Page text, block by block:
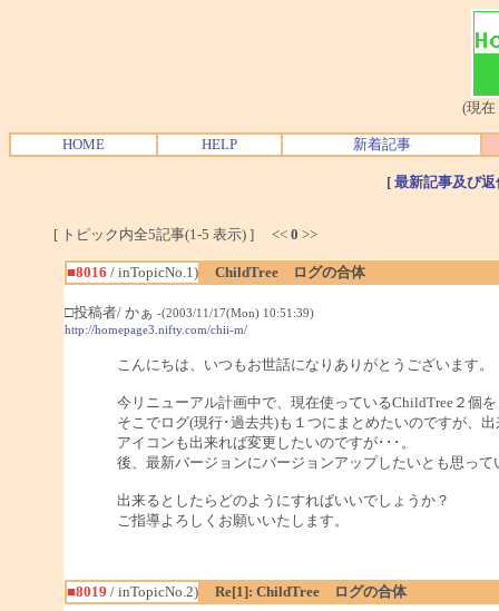
(現在
HOME HELP 新着記事
[ 最新記事及び
[ トピック内全5記事(1-5 表示) ] << 0 >>
■8016 / inTopicNo.1) ChildTree ログの合体
□投稿者/ かぁ -(2003/11/17(Mon) 10:51:39)
http://homepage3.nifty.com/chii-m/
こんにちは、いつもお世話になりありがとうございます。
今リニューアル計画中で、現在使っているChildTree２個
そこでログ(現行･過去共)も１つにまとめたいのですが、
アイコンも出来れば変更したいのですが･･･。
後、最新バージョンにバージョンアップしたいとも思って
出来るとしたらどのようにすればいいでしょうか？
ご指導よろしくお願いいたします。
■8019 / inTopicNo.2) Re[1]: ChildTree ログの合体